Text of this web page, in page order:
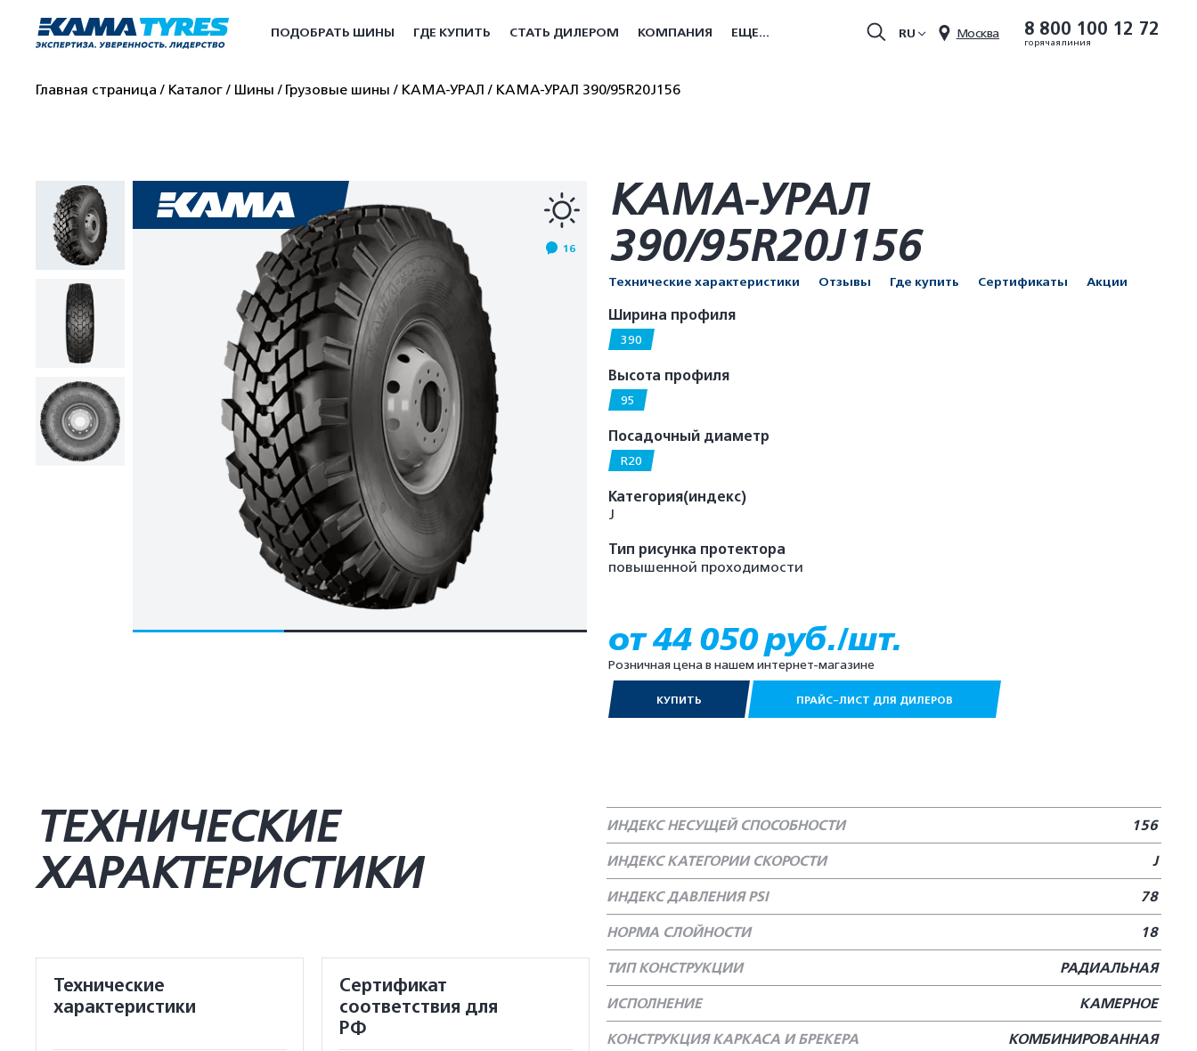
8 800 100 12 72
горячая линия
Москва
RU
ПОДОБРАТЬ ШИНЫ ГДЕ КУПИТЬ СТАТЬ ДИЛЕРОМ КОМПАНИЯ ЕЩЕ...
Главная страница Каталог Шины Грузовые шины КАМА-УРАЛ КАМА-УРАЛ 390/95R20J156
16
КАМА-УРАЛ
390/95R20J156
Технические характеристики Отзывы Где купить Сертификаты Акции
Ширина профиля
390
Высота профиля
95
Посадочный диаметр
R20
Категория(индекс)
J
Тип рисунка протектора
повышенной проходимости
от 44 050 руб./шт.
Розничная цена в нашем интернет-магазине
КУПИТЬ ПРАЙС-ЛИСТ ДЛЯ ДИЛЕРОВ
ТЕХНИЧЕСКИЕ
ХАРАКТЕРИСТИКИ
Технические
характеристики
Сертификат
соответствия для
РФ
ИНДЕКС НЕСУЩЕЙ СПОСОБНОСТИ
156
ИНДЕКС КАТЕГОРИИ СКОРОСТИ
J
ИНДЕКС ДАВЛЕНИЯ PSI
78
НОРМА СЛОЙНОСТИ
18
ТИП КОНСТРУКЦИИ
РАДИАЛЬНАЯ
ИСПОЛНЕНИЕ
КАМЕРНОЕ
КОНСТРУКЦИЯ КАРКАСА И БРЕКЕРА
КОМБИНИРОВАННАЯ